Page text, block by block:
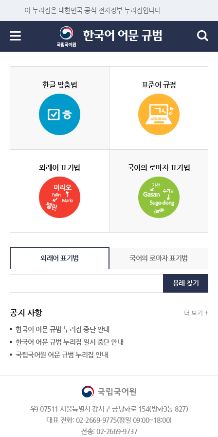
이 누리집은 대한민국 공식 전자정부 누리집입니다.
한글 맞춤법 표준어 규정
외래어 표기법 국어의 로마자 표기법
외래어 표기법 국어의 로마자 표기법
용례 찾기
공지 사항 더 보기 +
한국어 어문 규범 누리집 중단 안내
한국어 어문 규범 누리집 일시 중단 안내
국립국어원 어문 규범 누리집 안내
우) 07511 서울특별시 강서구 금낭화로 154(방화3동 827)
대표 전화: 02-2669-9775(평일 09:00~18:00)
전송: 02-2669-9737